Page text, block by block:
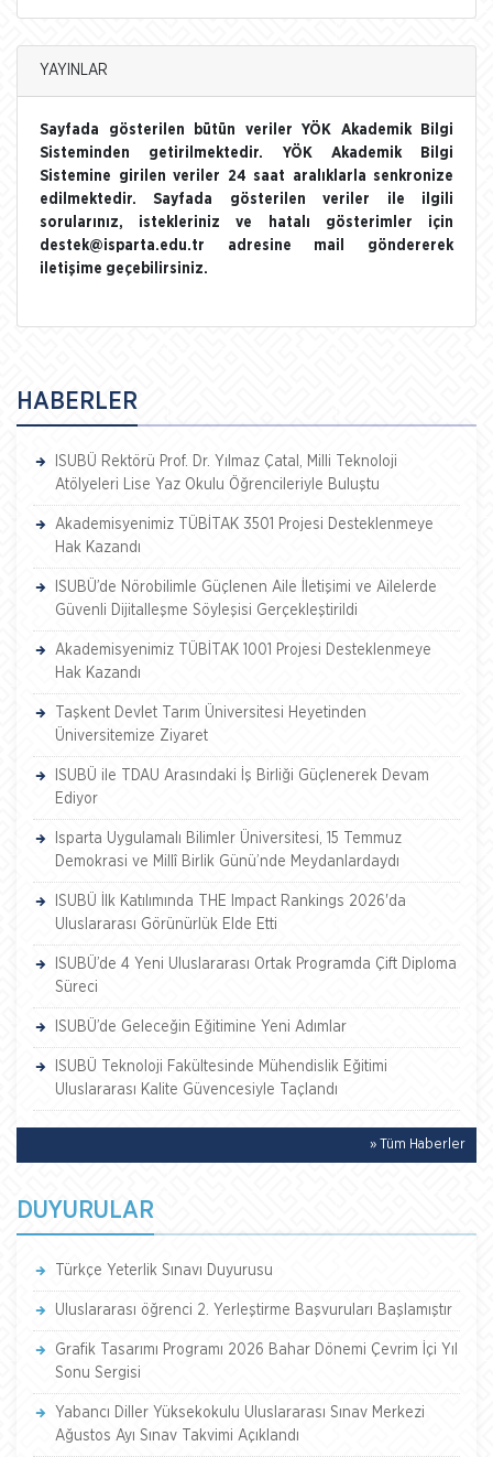
YAYINLAR
Sayfada gösterilen bütün veriler YÖK Akademik Bilgi
Sisteminden getirilmektedir. YÖK Akademik Bilgi
Sistemine girilen veriler 24 saat aralıklarla senkronize
edilmektedir. Sayfada gösterilen veriler ile ilgili
sorularınız, istekleriniz ve hatalı gösterimler için
destek@isparta.edu.tr adresine mail göndererek
iletişime geçebilirsiniz.
HABERLER
ISUBÜ Rektörü Prof. Dr. Yılmaz Çatal, Milli Teknoloji
Atölyeleri Lise Yaz Okulu Öğrencileriyle Buluştu
Akademisyenimiz TÜBİTAK 3501 Projesi Desteklenmeye
Hak Kazandı
ISUBÜ’de Nörobilimle Güçlenen Aile İletişimi ve Ailelerde
Güvenli Dijitalleşme Söyleşisi Gerçekleştirildi
Akademisyenimiz TÜBİTAK 1001 Projesi Desteklenmeye
Hak Kazandı
Taşkent Devlet Tarım Üniversitesi Heyetinden
Üniversitemize Ziyaret
ISUBÜ ile TDAU Arasındaki İş Birliği Güçlenerek Devam
Ediyor
Isparta Uygulamalı Bilimler Üniversitesi, 15 Temmuz
Demokrasi ve Millî Birlik Günü’nde Meydanlardaydı
ISUBÜ İlk Katılımında THE Impact Rankings 2026'da
Uluslararası Görünürlük Elde Etti
ISUBÜ’de 4 Yeni Uluslararası Ortak Programda Çift Diploma
Süreci
ISUBÜ’de Geleceğin Eğitimine Yeni Adımlar
ISUBÜ Teknoloji Fakültesinde Mühendislik Eğitimi
Uluslararası Kalite Güvencesiyle Taçlandı
» Tüm Haberler
DUYURULAR
Türkçe Yeterlik Sınavı Duyurusu
Uluslararası öğrenci 2. Yerleştirme Başvuruları Başlamıştır
Grafik Tasarımı Programı 2026 Bahar Dönemi Çevrim İçi Yıl
Sonu Sergisi
Yabancı Diller Yüksekokulu Uluslararası Sınav Merkezi
Ağustos Ayı Sınav Takvimi Açıklandı